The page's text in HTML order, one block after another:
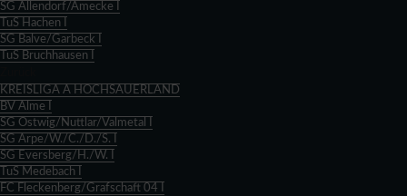
SG Allendorf/Amecke I
TuS Hachen I
SG Balve/Garbeck I
TuS Bruchhausen I
KREISLIGA A HOCHSAUERLAND
BV Alme I
SG Ostwig/Nuttlar/Valmetal I
SG Arpe/W./C./D./S. I
SG Eversberg/H./W. I
TuS Medebach I
FC Fleckenberg/Grafschaft 04 I